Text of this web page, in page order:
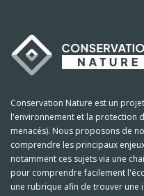
Conservation Nature est un
l'environnement et la protection
menacés). Nous proposons de
comprendre les principaux
notamment ces sujets via une
pour comprendre facilement
une rubrique afin de trouver une